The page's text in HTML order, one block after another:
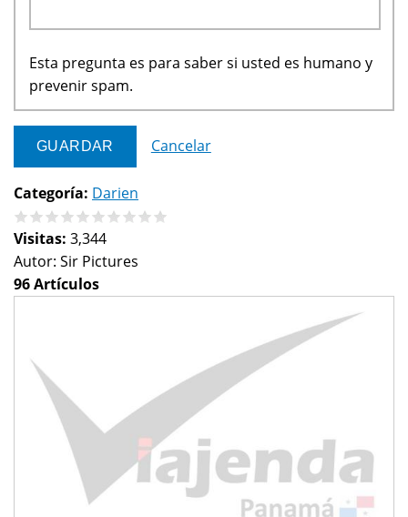
Esta pregunta es para saber si usted es humano y
prevenir spam.
Cancelar
Categoría: Darien
Visitas: 3,344
Autor: Sir Pictures
96 Artículos